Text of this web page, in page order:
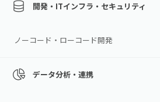
開発・ITインフラ・セキュリティ
ノーコード・ローコード開発
データ分析・連携